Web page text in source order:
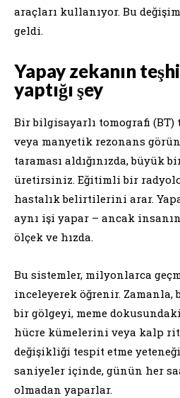
araçları kullanıyor. Bu
geldi.
Yapay zekanın
yaptığı şey
Bir bilgisayarlı tomografi (BT)
veya manyetik rezonans
taraması aldığınızda, büyük
üretirsiniz. Eğitimli bir
hastalık belirtilerini arar.
aynı işi yapar – ancak
ölçek ve hızda.
Bu sistemler, milyonlarca
inceleyerek öğrenir. Zamanla,
bir gölgeyi, meme
hücre kümelerini veya kalp
değişikliği tespit etme
saniyeler içinde, günün her
olmadan yaparlar.